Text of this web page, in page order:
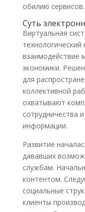
обилию сервисов.
Суть
Виртуальная
взаимодействие
экономики.
для
коллективной
охватывают
сотрудничества
информации.
Развитие
дававших
службам.
контентом.
социальные
клиенты